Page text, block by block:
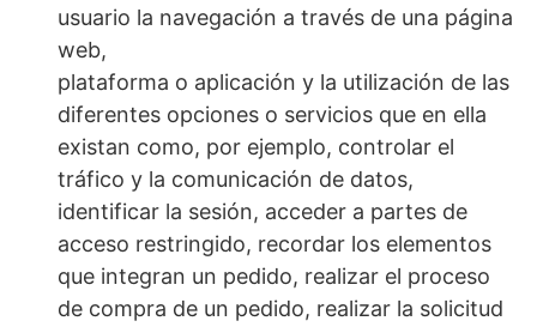
usuario la navegación a través de una página
web,
plataforma o aplicación y la utilización de las
diferentes opciones o servicios que en ella
existan como, por ejemplo, controlar el
tráfico y la comunicación de datos,
identificar la sesión, acceder a partes de
acceso restringido, recordar los elementos
que integran un pedido, realizar el proceso
de compra de un pedido, realizar la solicitud